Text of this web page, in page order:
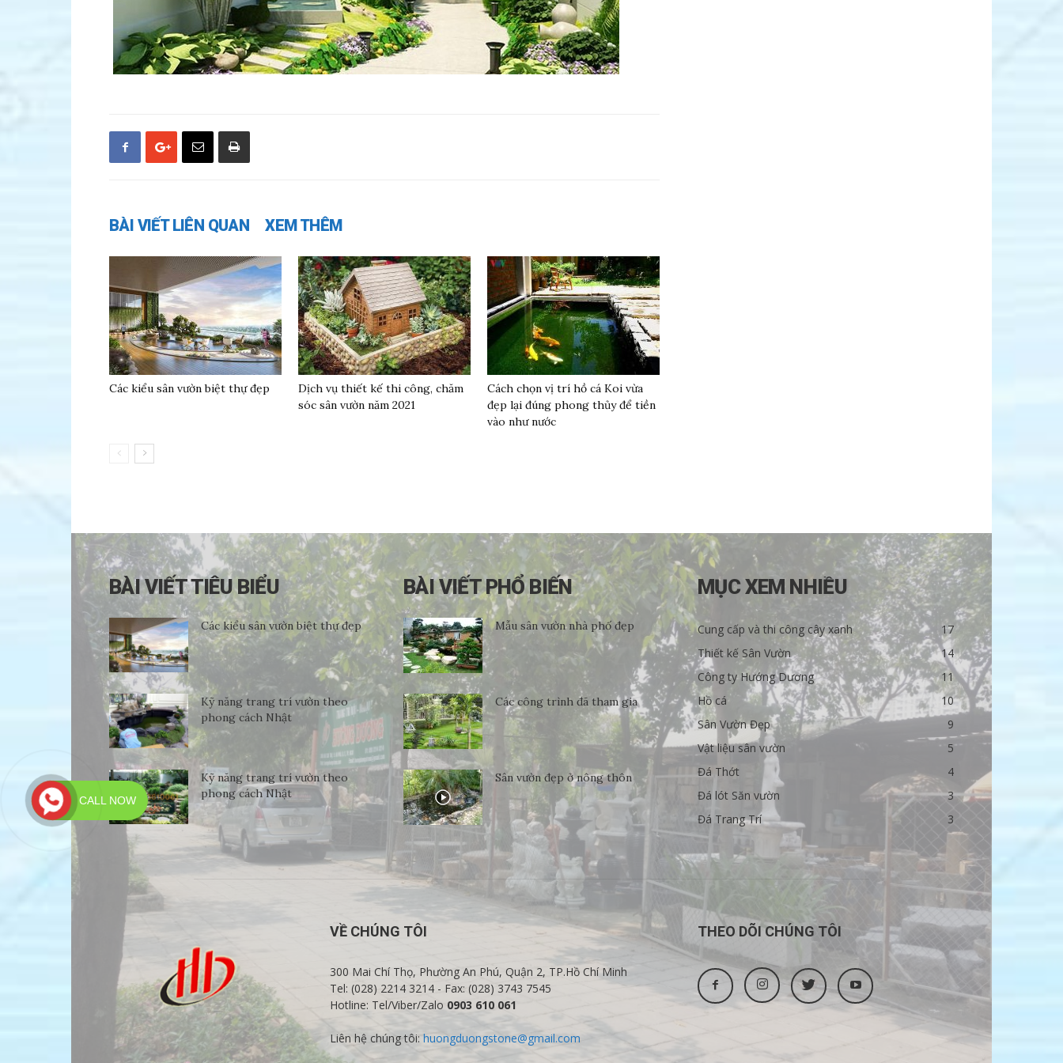
BÀI VIẾT LIÊN QUAN XEM THÊM
Các kiểu sân vườn biệt thự đẹp
Dịch vụ thiết kế thi công, chăm
sóc sân vườn năm 2021
Cách chọn vị trí hồ cá Koi vừa
đẹp lại đúng phong thủy để tiền
vào như nước
BÀI VIẾT TIÊU BIỂU
Các kiểu sân vườn biệt thự đẹp
Kỹ năng trang trí vườn theo
phong cách Nhật
Kỹ năng trang trí vườn theo
phong cách Nhật
BÀI VIẾT PHỔ BIẾN
Mẫu sân vườn nhà phố đẹp
Các công trình đã tham gia
Sân vườn đẹp ở nông thôn
MỤC XEM NHIỀU
Cung cấp và thi công cây xanh
17
Thiết kế Sân Vườn
14
Công ty Hướng Dương
11
Hồ cá
10
Sân Vườn Đẹp
9
Vật liệu sân vườn
5
Đá Thớt
4
Đá lót Săn vườn
3
Đá Trang Trí
3
VỀ CHÚNG TÔI
300 Mai Chí Thọ, Phường An Phú, Quận 2, TP.Hồ Chí Minh
Tel: (028) 2214 3214 - Fax: (028) 3743 7545
Hotline: Tel/Viber/Zalo 0903 610 061
Liên hệ chúng tôi: huongduongstone@gmail.com
THEO DÕI CHÚNG TÔI
CALL NOW